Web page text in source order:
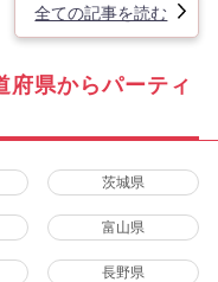
全ての記事を読む
府県からパーティ
茨城県
富山県
長野県